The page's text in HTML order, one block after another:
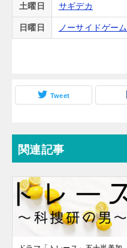
土曜日 サギデカ
日曜日 ノーサイドゲーム
Tweet
関連記事